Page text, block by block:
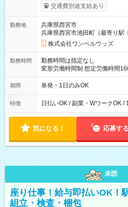
働いたその日に現金GET♪ お
交通費別途支給あり
勤務地
兵庫県西宮市
兵庫県西宮市池田町（最寄り駅
株式会社ワンベルウッズ
勤務時間
勤務時間は指定なし
変形労働時間制 想定労働時間160時間/月 【シフ
00～20：00
期間 単発・1日のみOK
特徴 日払いOK / 副業・WワークOK /
気になる！ 応募する
未読
座り仕事！給与即払いOK！
組立・検査・梱包